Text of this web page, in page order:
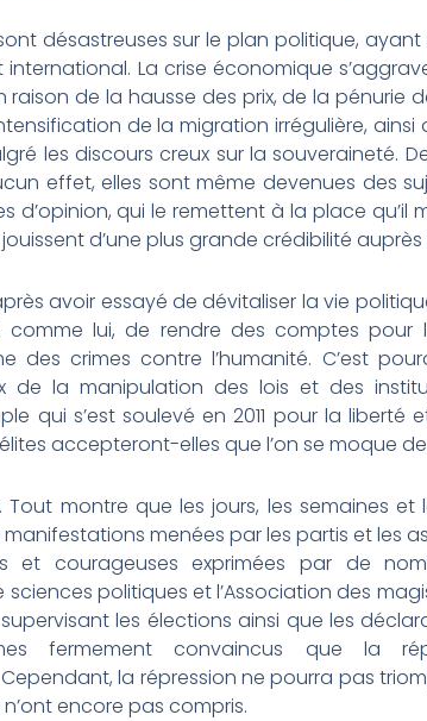
désastreuses sur le plan politique,
La crise économique
de la hausse des prix, de la pénurie
de la migration irrégulière, ainsi
les discours creux sur la souveraineté.
effet, elles sont même devenues des
qui le remettent à la place qu’il
d’une plus grande crédibilité
avoir essayé de dévitaliser la vie
lui, de rendre des comptes pour
des crimes contre l’humanité. C’est
la manipulation des lois et des
qui s’est soulevé en 2011 pour la liberté
accepteront-elles que l’on se moque
montre que les jours, les semaines et
menées par les partis et les
courageuses exprimées par de
politiques et l’Association des
les élections ainsi que les
fermement convaincus que la
la répression ne pourra pas
encore pas compris.